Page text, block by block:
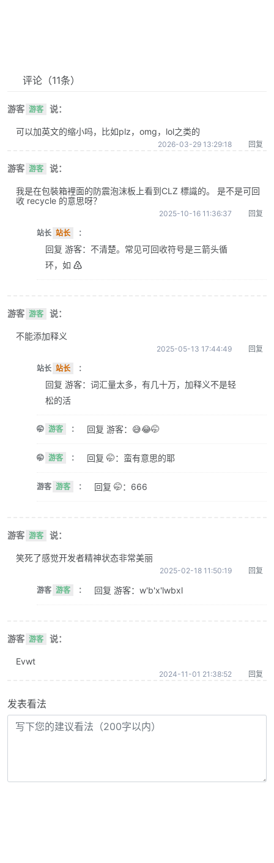
评论 （11条）
游客 游客 说：
可以加英文的缩小吗，比如plz，omg，lol之类的
2026-03-29 13:29:18 回复
游客 游客 说：
我是在包裝箱裡面的防震泡沫板上看到CLZ 標識的。 是不是可回
收 recycle 的意思呀？
2025-10-16 11:36:37 回复
站长 站长 ：
回复 游客：不清楚。常见可回收符号是三箭头循
环，如 ♴
游客 游客 说：
不能添加释义
2025-05-13 17:44:49 回复
站长 站长 ：
回复 游客：词汇量太多，有几十万，加释义不是轻
松的活
🤭 游客 ： 回复 游客：😅😂🤭
🤭 游客 ： 回复 🤭：蛮有意思的耶
游客 游客 ： 回复 🤭：666
游客 游客 说：
笑死了感觉开发者精神状态非常美丽
2025-02-18 11:50:19 回复
游客 游客 ： 回复 游客：w'b'x'lwbxl
游客 游客 说：
Evwt
2024-11-01 21:38:52 回复
发表看法